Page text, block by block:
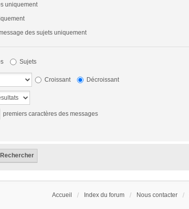
uniquement
des sujets uniquement
Sujets
Croissant Décroissant
premiers caractères des messages
Accueil Index du forum Nous contacter